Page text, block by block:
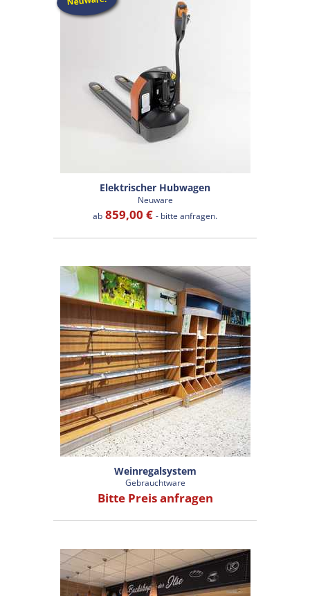
Elektrischer Hubwagen
Neuware
ab 859,00 € - bitte anfragen.
Weinregalsystem
Gebrauchtware
Bitte Preis anfragen